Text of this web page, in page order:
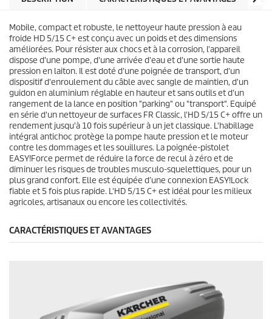
c
e
.
5
a
v
i
s
Mobile, compact et robuste, le nettoyeur haute pression à eau
froide HD 5/15 C+ est conçu avec un poids et des dimensions
améliorées. Pour résister aux chocs et à la corrosion, l'appareil
dispose d'une pompe, d'une arrivée d'eau et d'une sortie haute
pression en laiton. Il est doté d'une poignée de transport, d'un
dispositif d'enroulement du câble avec sangle de maintien, d'un
guidon en aluminium réglable en hauteur et sans outils et d'un
rangement de la lance en position "parking" ou "transport". Equipé
en série d'un nettoyeur de surfaces FR Classic, l'HD 5/15 C+ offre un
rendement jusqu'à 10 fois supérieur à un jet classique. L'habillage
intégral antichoc protège la pompe haute pression et le moteur
contre les dommages et les souillures. La poignée-pistolet
EASY!Force permet de réduire la force de recul à zéro et de
diminuer les risques de troubles musculo-squelettiques, pour un
plus grand confort. Elle est équipée d’une connexion EASY!Lock
fiable et 5 fois plus rapide. L'HD 5/15 C+ est idéal pour les milieux
agricoles, artisanaux ou encore les collectivités.
CARACTÉRISTIQUES ET AVANTAGES